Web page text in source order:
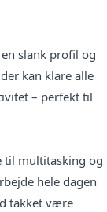
slank profil og
kan klare alle
– perfekt til
til multitasking og
hele dagen
takket være